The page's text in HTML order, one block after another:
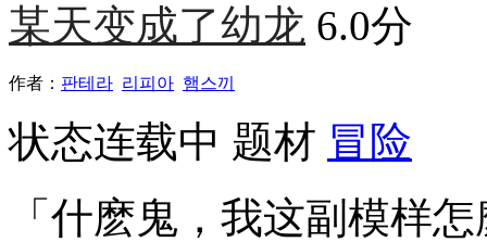
某天变成了幼龙 6.0分
作者： 판테라 리피아 햄스끼
状态连载中 题材 冒险
「什麽鬼，我这副模样